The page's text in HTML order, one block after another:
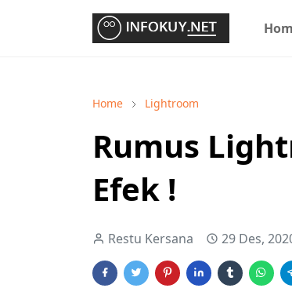
Home Lightroom
Rumus
Efek !
Restu Kersana 29 Des,